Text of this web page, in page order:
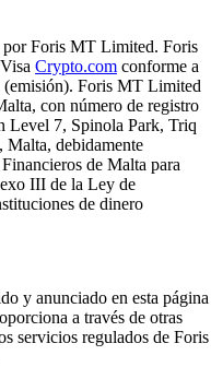
por Foris MT Limited. Foris
Crypto.com conforme a
(emisión). Foris MT Limited
con número de registro
Level 7, Spinola Park, Triq
debidamente
de Malta para
III de la Ley de
de dinero
y anunciado en esta página
a través de otras
servicios regulados de Foris